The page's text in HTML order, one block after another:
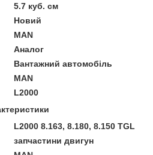
5.7 куб. см
Новий
MAN
Аналог
Вантажний автомобіль
MAN
L2000
L2000 8.163, 8.180, 8.150 TGL
запчастини двигун